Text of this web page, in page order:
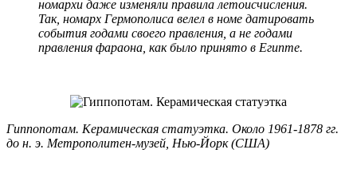
номархи даже изменяли правила летоисчисления.
Так, номарх Гермополиса велел в номе датировать
события годами своего правления, а не годами
правления фараона, как было принято в Египте.
Гиппопотам. Керамическая статуэтка. Около 1961-1878 гг.
до н. э. Метрополитен-музей, Нью-Йорк (США)